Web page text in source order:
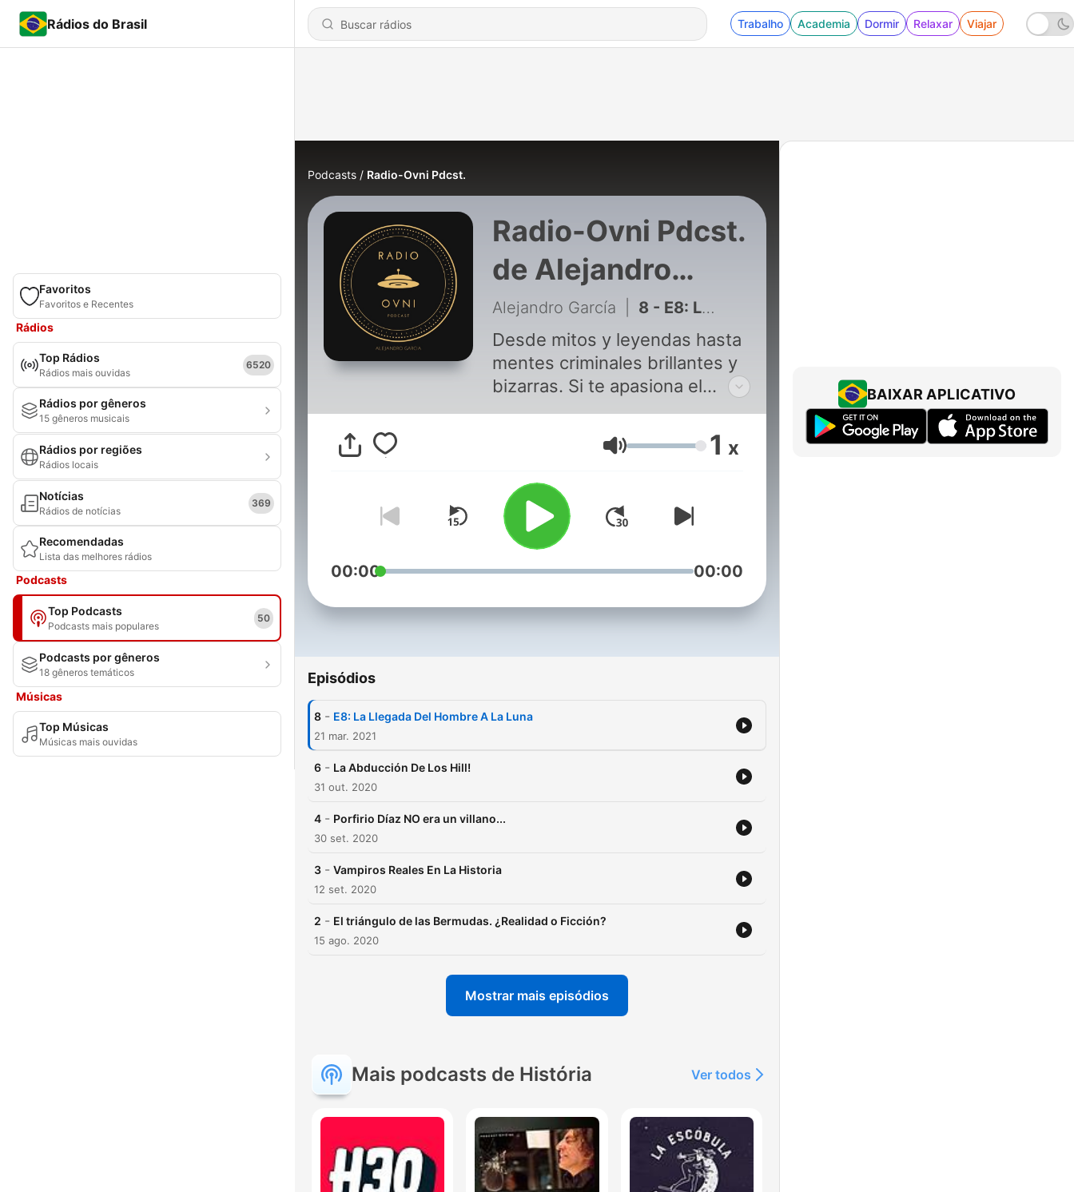
Rádios do Brasil Trabalho Academia Dormir Relaxar Viajar
Favoritos
Favoritos e Recentes
Rádios
Top Rádios
Rádios mais ouvidas
6520
Rádios por gêneros
15 gêneros musicais
Rádios por regiões
Rádios locais
Notícias
Rádios de notícias
369
Recomendadas
Lista das melhores rádios
Podcasts
Top Podcasts
Podcasts mais populares
50
Podcasts por gêneros
18 gêneros temáticos
Músicas
Top Músicas
Músicas mais ouvidas
Podcasts Radio-Ovni Pdcst.
Radio-Ovni Pdcst.
de Alejandro
García
Alejandro García 8 - E8: La Llegada Del Hombre A La Luna
Desde mitos y leyendas hasta
mentes criminales brillantes y
bizarras. Si te apasiona el
misterio y al mismo tiempo te
gustaría aprender sobre la
historia de la humanidad
entonces esto es para ti.
Bienvenidos a Radio-ovni.
Episodios nuevos cada 2
semanas
Volume 1 x
00:00 00:00
Episódios
8 - E8: La Llegada Del Hombre A La Luna
21 mar. 2021
6 - La Abducción De Los Hill!
31 out. 2020
4 - Porfirio Díaz NO era un villano...
30 set. 2020
3 - Vampiros Reales En La Historia
12 set. 2020
2 - El triángulo de las Bermudas. ¿Realidad o Ficción?
15 ago. 2020
Mostrar mais episódios
Mais podcasts de História Ver todos
BAIXAR APLICATIVO